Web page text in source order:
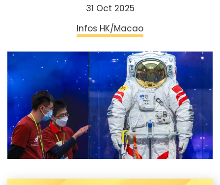
31 Oct 2025
Infos HK/Macao